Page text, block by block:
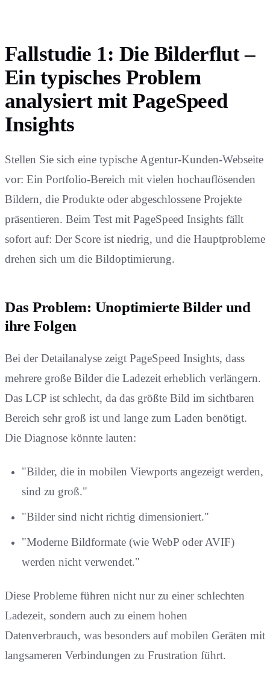
Fallstudie 1: Die Bilderflut –
Ein typisches Problem
analysiert mit PageSpeed
Insights
Stellen Sie sich eine typische Agentur-Kunden-Webseite
vor: Ein Portfolio-Bereich mit vielen hochauflösenden
Bildern, die Produkte oder abgeschlossene Projekte
präsentieren. Beim Test mit PageSpeed Insights fällt
sofort auf: Der Score ist niedrig, und die Hauptprobleme
drehen sich um die Bildoptimierung.
Das Problem: Unoptimierte Bilder und
ihre Folgen
Bei der Detailanalyse zeigt PageSpeed Insights, dass
mehrere große Bilder die Ladezeit erheblich verlängern.
Das LCP ist schlecht, da das größte Bild im sichtbaren
Bereich sehr groß ist und lange zum Laden benötigt.
Die Diagnose könnte lauten:
"Bilder, die in mobilen Viewports angezeigt werden,
sind zu groß."
"Bilder sind nicht richtig dimensioniert."
"Moderne Bildformate (wie WebP oder AVIF)
werden nicht verwendet."
Diese Probleme führen nicht nur zu einer schlechten
Ladezeit, sondern auch zu einem hohen
Datenverbrauch, was besonders auf mobilen Geräten mit
langsameren Verbindungen zu Frustration führt.